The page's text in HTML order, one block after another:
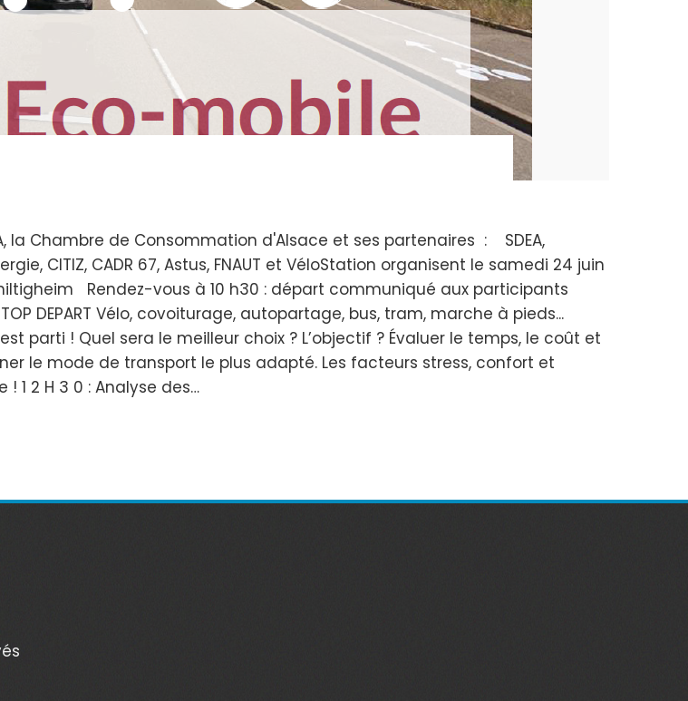
la Chambre de Consommation d'Alsace et ses partenaires : SDEA,
CITIZ, CADR 67, Astus, FNAUT et VéloStation organisent le samedi 24 juin
Rendez-vous à 10 h30 : départ communiqué aux participants
DEPART Vélo, covoiturage, autopartage, bus, tram, marche à pieds...
parti ! Quel sera le meilleur choix ? L’objectif ? Évaluer le temps, le coût et
le mode de transport le plus adapté. Les facteurs stress, confort et
1 2 H 3 0 : Analyse des…